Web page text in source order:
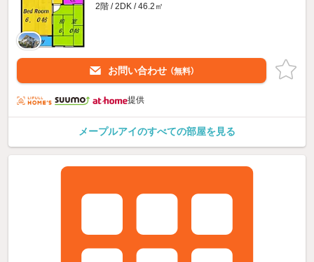
2階 / 2DK / 46.2㎡
お問い合わせ （無料）
提供
メープルアイのすべての部屋を見る